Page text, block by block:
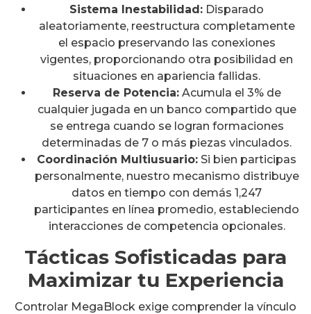
Sistema Inestabilidad: Disparado
aleatoriamente, reestructura completamente
el espacio preservando las conexiones
vigentes, proporcionando otra posibilidad en
situaciones en apariencia fallidas.
Reserva de Potencia:Acumula el 3% de
cualquier jugada en un banco compartido que
se entrega cuando se logran formaciones
determinadas de 7 o más piezas vinculados.
Coordinación Multiusuario: Si bien participas
personalmente, nuestro mecanismo distribuye
datos en tiempo con demás 1,247
participantes en línea promedio, estableciendo
interacciones de competencia opcionales.
Tácticas Sofisticadas para
Maximizar tu Experiencia
Controlar MegaBlock exige comprender la vínculo